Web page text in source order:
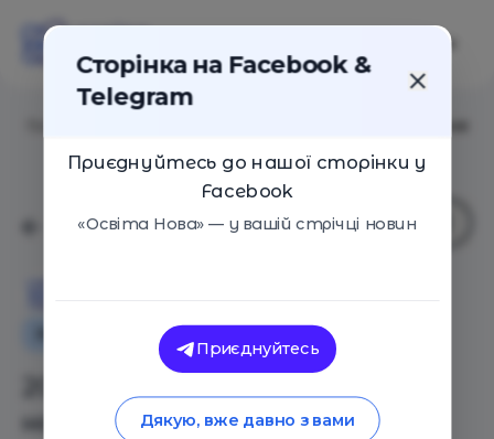
Оглядові статті
навчання
Сторінка на Facebook &
Telegram
Приєднуйтесь до нашої сторінки у
Facebook
«Освіта Нова» — у вашій стрічці новин
Приєднуйтесь
Дякую, вже давно з вами